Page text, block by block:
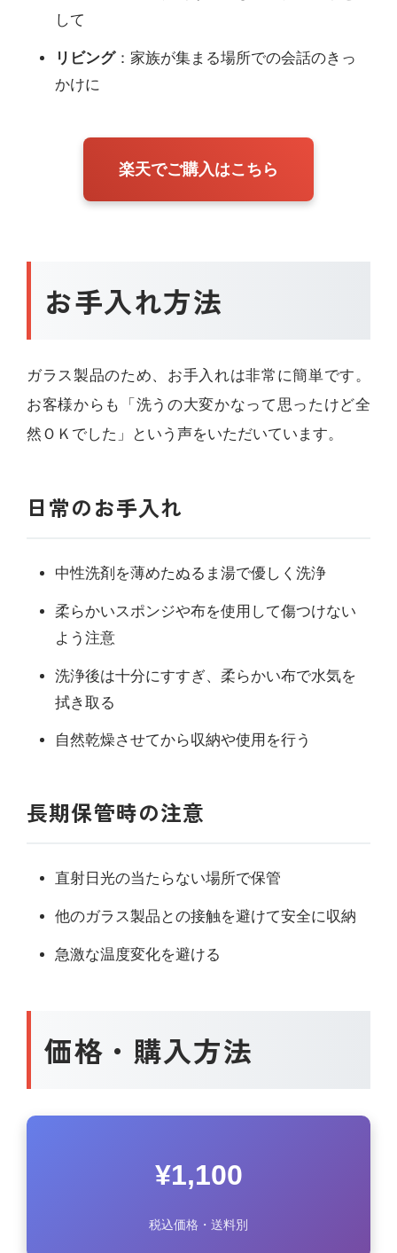
して
リビング：家族が集まる場所での会話のきっ
かけに
楽天でご購入はこちら
お手入れ方法
ガラス製品のため、お手入れは非常に簡単です。
お客様からも「洗うの大変かなって思ったけど全
然ＯＫでした」という声をいただいています。
日常のお手入れ
中性洗剤を薄めたぬるま湯で優しく洗浄
柔らかいスポンジや布を使用して傷つけない
よう注意
洗浄後は十分にすすぎ、柔らかい布で水気を
拭き取る
自然乾燥させてから収納や使用を行う
長期保管時の注意
直射日光の当たらない場所で保管
他のガラス製品との接触を避けて安全に収納
急激な温度変化を避ける
価格・購入方法
¥1,100
税込価格・送料別